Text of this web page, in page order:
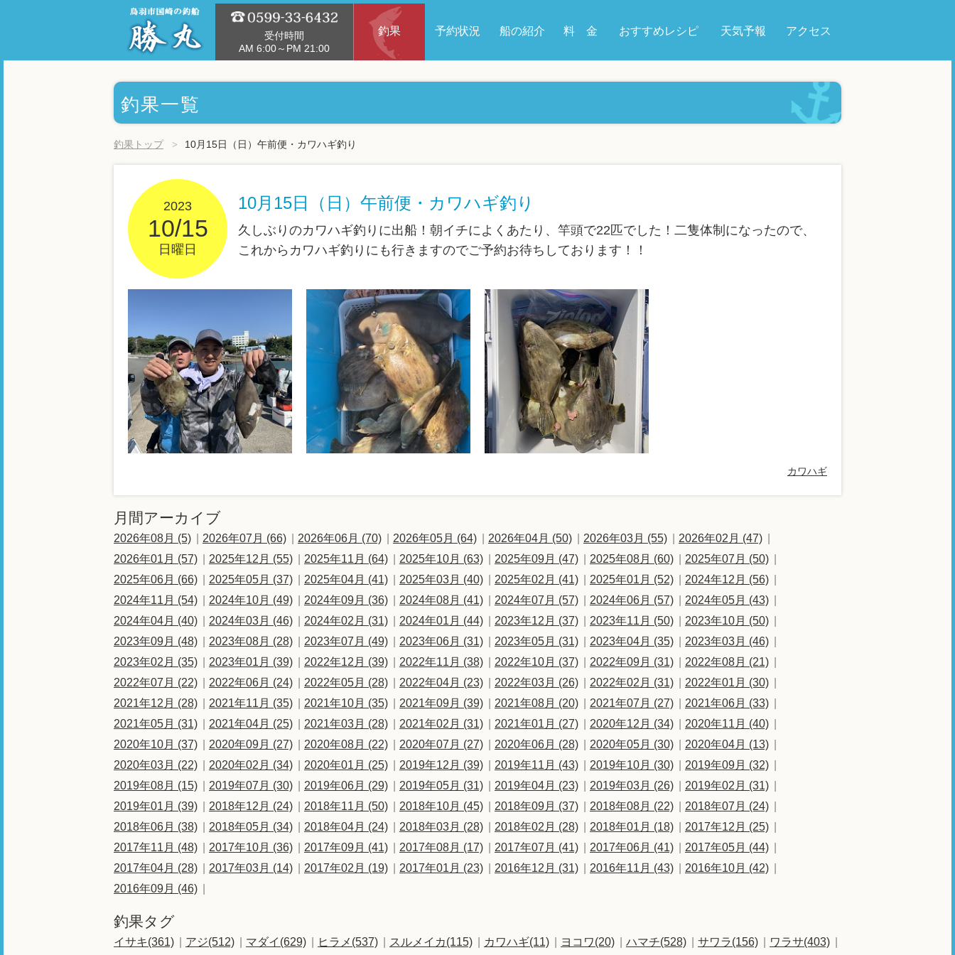
受付時間
AM 6:00～PM 21:00
釣果 予約状況 船の紹介 料 金 おすすめレシピ 天気予報 アクセス
釣果一覧
釣果トップ 10月15日（日）午前便・カワハギ釣り
2023
10/15
日曜日
10月15日（日）午前便・カワハギ釣り
久しぶりのカワハギ釣りに出船！朝イチによくあたり、竿頭で22匹でした！二隻体制になったので、
これからカワハギ釣りにも行きますのでご予約お待ちしております！！
カワハギ
月間アーカイブ
2026年08月 (5) 2026年07月 (66) 2026年06月 (70) 2026年05月 (64) 2026年04月 (50) 2026年03月 (55)
2026年02月 (47)
2026年01月 (57)
2025年12月 (55) 2025年11月 (64) 2025年10月 (63) 2025年09月 (47) 2025年08月 (60)
2025年07月 (50)
2025年06月 (66)
2025年05月 (37) 2025年04月 (41) 2025年03月 (40) 2025年02月 (41) 2025年01月 (52)
2024年12月 (56)
2024年11月 (54)
2024年10月 (49) 2024年09月 (36) 2024年08月 (41) 2024年07月 (57) 2024年06月 (57)
2024年05月 (43)
2024年04月 (40)
2024年03月 (46) 2024年02月 (31) 2024年01月 (44) 2023年12月 (37) 2023年11月 (50)
2023年10月 (50)
2023年09月 (48)
2023年08月 (28) 2023年07月 (49) 2023年06月 (31) 2023年05月 (31) 2023年04月 (35)
2023年03月 (46)
2023年02月 (35)
2023年01月 (39) 2022年12月 (39) 2022年11月 (38) 2022年10月 (37) 2022年09月 (31)
2022年08月 (21)
2022年07月 (22)
2022年06月 (24) 2022年05月 (28) 2022年04月 (23) 2022年03月 (26) 2022年02月 (31)
2022年01月 (30)
2021年12月 (28)
2021年11月 (35) 2021年10月 (35) 2021年09月 (39) 2021年08月 (20) 2021年07月 (27)
2021年06月 (33)
2021年05月 (31)
2021年04月 (25) 2021年03月 (28) 2021年02月 (31) 2021年01月 (27) 2020年12月 (34)
2020年11月 (40)
2020年10月 (37)
2020年09月 (27) 2020年08月 (22) 2020年07月 (27) 2020年06月 (28) 2020年05月 (30)
2020年04月 (13)
2020年03月 (22)
2020年02月 (34) 2020年01月 (25) 2019年12月 (39) 2019年11月 (43) 2019年10月 (30)
2019年09月 (32)
2019年08月 (15)
2019年07月 (30) 2019年06月 (29) 2019年05月 (31) 2019年04月 (23) 2019年03月 (26)
2019年02月 (31)
2019年01月 (39)
2018年12月 (24) 2018年11月 (50) 2018年10月 (45) 2018年09月 (37) 2018年08月 (22)
2018年07月 (24)
2018年06月 (38)
2018年05月 (34) 2018年04月 (24) 2018年03月 (28) 2018年02月 (28) 2018年01月 (18)
2017年12月 (25)
2017年11月 (48)
2017年10月 (36) 2017年09月 (41) 2017年08月 (17) 2017年07月 (41) 2017年06月 (41)
2017年05月 (44)
2017年04月 (28)
2017年03月 (14) 2017年02月 (19) 2017年01月 (23) 2016年12月 (31) 2016年11月 (43)
2016年10月 (42)
2016年09月 (46)
釣果タグ
イサキ(361) アジ(512) マダイ(629) ヒラメ(537) スルメイカ(115) カワハギ(11) ヨコワ(20) ハマチ(528) サワラ(156) ワラサ(403)